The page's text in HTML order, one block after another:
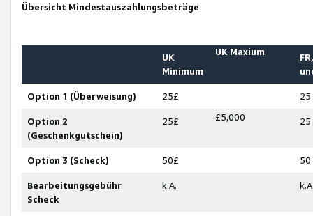
Übersicht Mindestauszahlungsbeträge
UK
Minimum
UK Maxium
Option 1 (Überweisung) 25£ 25
Option 2
(Geschenkgutschein)
25£ £5,000 25
Option 3 (Scheck) 50£ 50
Bearbeitungsgebühr
Scheck
k.A.